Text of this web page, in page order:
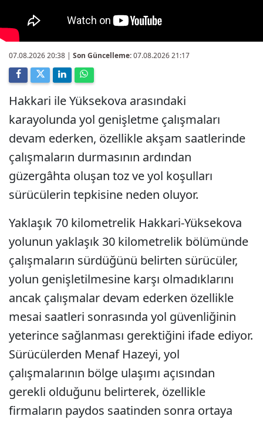
07.08.2026 20:38 | Son Güncelleme:07.08.2026 21:17
Hakkari ile Yüksekova arasındaki
karayolunda yol genişletme çalışmaları
devam ederken, özellikle akşam saatlerinde
çalışmaların durmasının ardından
güzergâhta oluşan toz ve yol koşulları
sürücülerin tepkisine neden oluyor.
Yaklaşık 70 kilometrelik Hakkari-Yüksekova
yolunun yaklaşık 30 kilometrelik bölümünde
çalışmaların sürdüğünü belirten sürücüler,
yolun genişletilmesine karşı olmadıklarını
ancak çalışmalar devam ederken özellikle
mesai saatleri sonrasında yol güvenliğinin
yeterince sağlanması gerektiğini ifade ediyor.
Sürücülerden Menaf Hazeyi, yol
çalışmalarının bölge ulaşımı açısından
gerekli olduğunu belirterek, özellikle
firmaların paydos saatinden sonra ortaya